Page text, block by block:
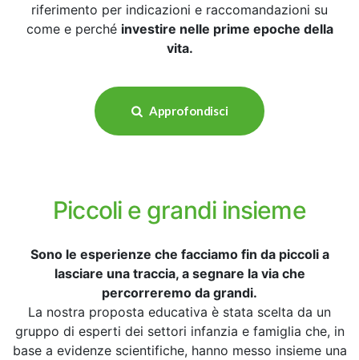
riferimento per indicazioni e raccomandazioni su
come e perché investire nelle prime epoche della
vita.
Approfondisci
Piccoli e grandi insieme
Sono le esperienze che facciamo fin da piccoli a
lasciare una traccia, a segnare la via che
percorreremo da grandi.
La nostra proposta educativa è stata scelta da un
gruppo di esperti dei settori infanzia e famiglia che, in
base a evidenze scientifiche, hanno messo insieme una